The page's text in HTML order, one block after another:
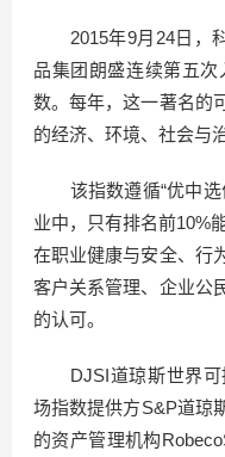
2015年9月24日，
品集团朗盛连续第五
数。每年，这一著名的
的经济、环境、社会与
该指数遵循“优中选
业中，只有排名前10%
在职业健康与安全、行
客户关系管理、企业公
的认可。
DJSI道琼斯世界可
场指数提供方S&P道琼
的资产管理机构